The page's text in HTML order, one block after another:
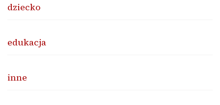
dziecko
edukacja
inne